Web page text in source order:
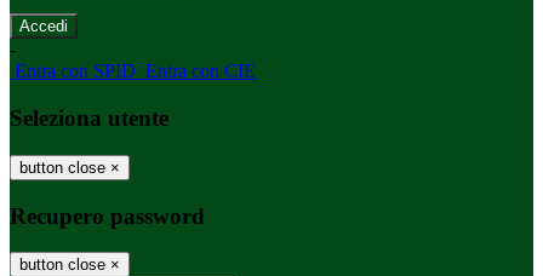
-
Entra con SPID Entra con CIE
Seleziona utente
button close ×
Recupero password
button close ×